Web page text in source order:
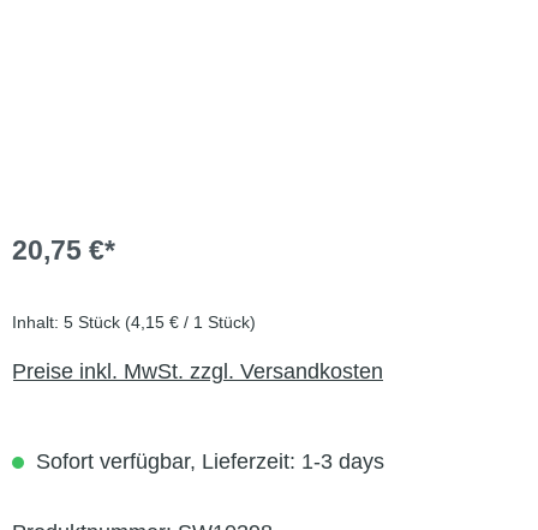
20,75 €*
Inhalt: 5 Stück (4,15 € / 1 Stück)
Preise inkl. MwSt. zzgl. Versandkosten
Sofort verfügbar, Lieferzeit: 1-3 days